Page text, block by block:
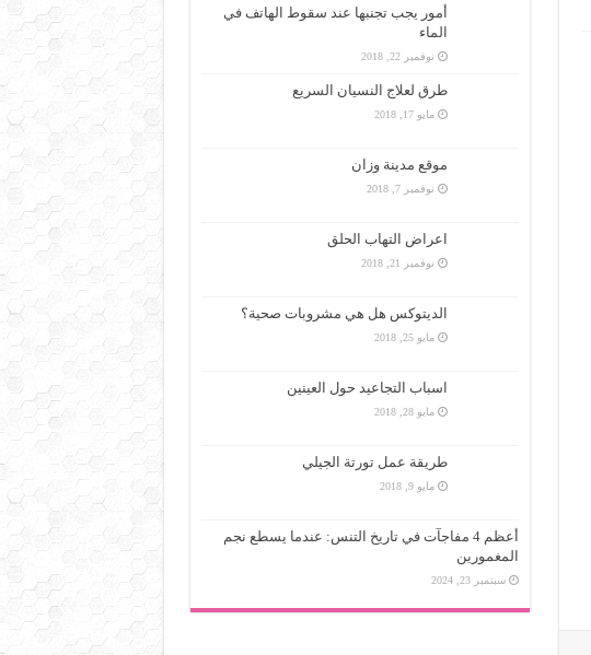
أمور يجب تجنبها عند سقوط الهاتف في
الماء
نوفمبر 22, 2018
طرق لعلاج النسيان السريع
مايو 17, 2018
موقع مدينة وزان
نوفمبر 7, 2018
اعراض التهاب الحلق
نوفمبر 21, 2018
الديتوكس هل هي مشروبات صحية؟
مايو 25, 2018
اسباب التجاعيد حول العينين
مايو 28, 2018
طريقة عمل تورتة الجيلي
مايو 9, 2018
أعظم 4 مفاجآت في تاريخ التنس: عندما يسطع نجم
المغمورين
سبتمبر 23, 2024